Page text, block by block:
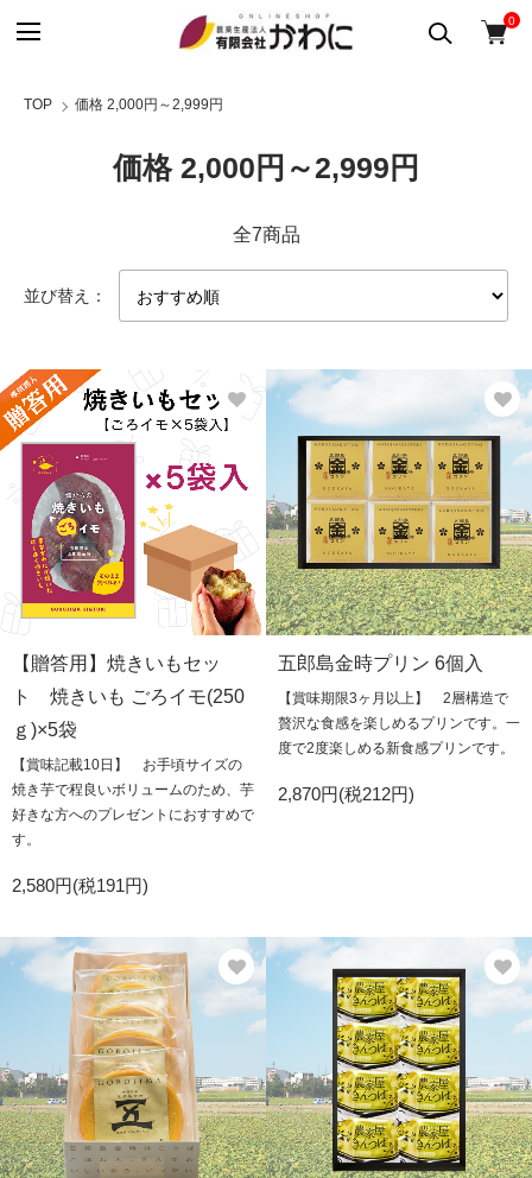
0
TOP 価格 2,000円～2,999円
価格 2,000円～2,999円
全7商品
並び替え：
【贈答用】焼きいもセッ
ト 焼きいも ごろイモ(250
ｇ)×5袋
【賞味記載10日】 お手頃サイズの
焼き芋で程良いボリュームのため、芋
好きな方へのプレゼントにおすすめで
す。
2,580円(税191円)
五郎島金時プリン 6個入
【賞味期限3ヶ月以上】 2層構造で
贅沢な食感を楽しめるプリンです。一
度で2度楽しめる新食感プリンです。
2,870円(税212円)